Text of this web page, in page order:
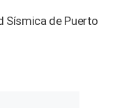
Sísmica de Puerto